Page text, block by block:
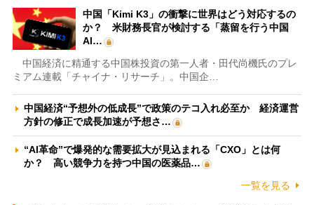
中国「Kimi K3」の衝撃に世界はどう対応するの
か？ 米財務長官が検討する「蒸留を行う中国
AI…
中国経済に精通する中国株投資の第一人者・田代尚機氏のプレ
ミアム連載「チャイナ・リサーチ」。中国企…
中国経済“予想外の低成長”で政策のテコ入れ必至か 経済運営
方針の修正で成長加速が予想さ…
“AI革命”で爆発的な需要拡大が見込まれる「CXO」とは何
か？ 高い競争力を持つ中国の医薬品…
一覧を見る